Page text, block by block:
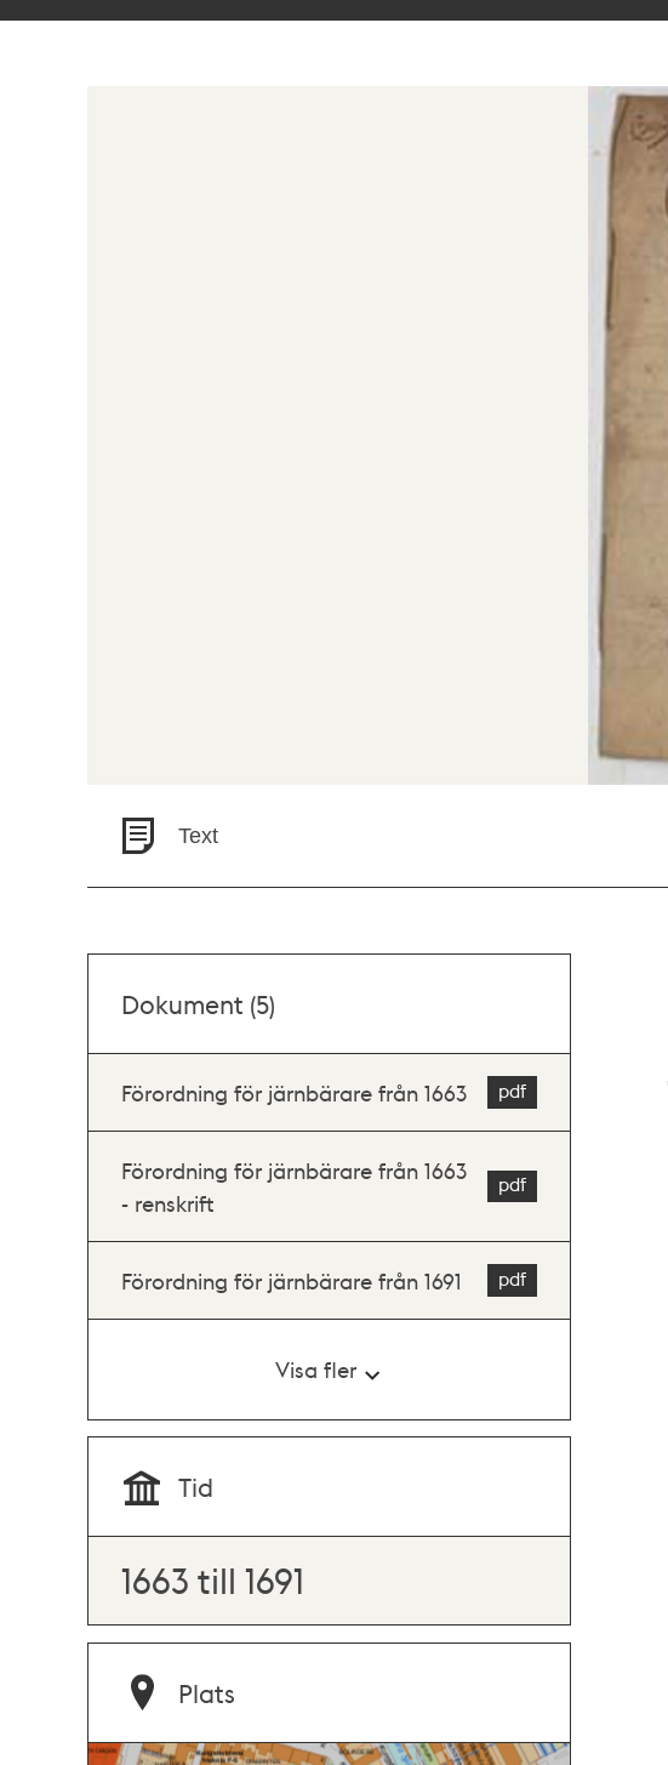
Text
Dokument (5)
Förordning för järnbärare från 1663
Förordning för järnbärare från 1663
- renskrift
Förordning för järnbärare från 1691
Visa fler
Tid
1663 till 1691
Plats